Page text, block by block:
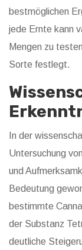
bestmöglichen
jede Ernte kann
Mengen zu
Sorte festlegt.
In der
Untersuchung
und
Bedeutung
bestimmte
der Substanz
deutliche